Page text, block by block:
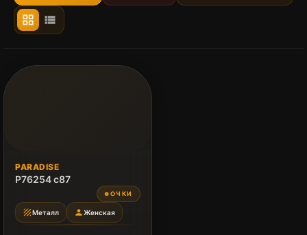
grid_view
view_list
PARADISE
P76254 c87
● ОЧКИ
textureМеталл personЖенская